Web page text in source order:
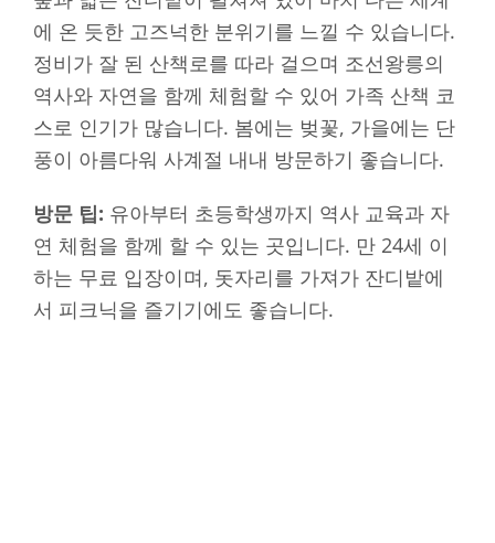
에 온 듯한 고즈넉한 분위기를 느낄 수 있습니다.
정비가 잘 된 산책로를 따라 걸으며 조선왕릉의
역사와 자연을 함께 체험할 수 있어 가족 산책 코
스로 인기가 많습니다. 봄에는 벚꽃, 가을에는 단
풍이 아름다워 사계절 내내 방문하기 좋습니다.
방문 팁: 유아부터 초등학생까지 역사 교육과 자
연 체험을 함께 할 수 있는 곳입니다. 만 24세 이
하는 무료 입장이며, 돗자리를 가져가 잔디밭에
서 피크닉을 즐기기에도 좋습니다.